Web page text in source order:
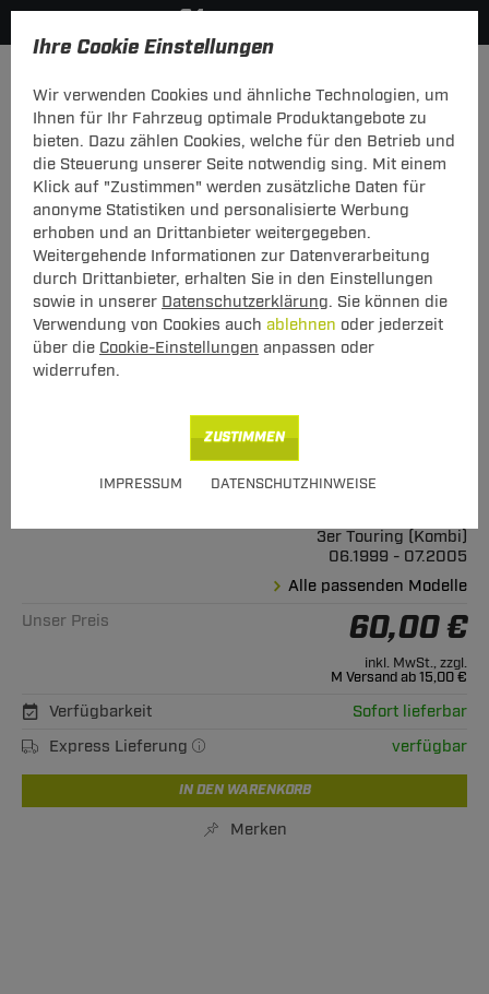
Ihre Cookie Einstellungen
Wir verwenden Cookies und ähnliche Technologien, um
Ihnen für Ihr Fahrzeug optimale Produktangebote zu
bieten. Dazu zählen Cookies, welche für den Betrieb und
die Steuerung unserer Seite notwendig sing. Mit einem
Klick auf "Zustimmen" werden zusätzliche Daten für
anonyme Statistiken und personalisierte Werbung
erhoben und an Drittanbieter weitergegeben.
Weitergehende Informationen zur Datenverarbeitung
durch Drittanbieter, erhalten Sie in den Einstellungen
sowie in unserer Datenschutzerklärung. Sie können die
Verwendung von Cookies auch ablehnen oder jederzeit
über die Cookie-Einstellungen anpassen oder
widerrufen.
IMPRESSUM DATENSCHUTZHINWEISE
ZUSTIMMEN
Hier geht's zur Fahrzeugübersicht: BMW 3er Touring (Kombi)
Menabo Dachträger Sherman BMW 3er
Touring (Kombi) 06.1999 - 07.2005
T-Nut Adapter verwendbar - mit offener
Dachreling
T24DATR5135-10
3er Touring (Kombi)
06.1999 - 07.2005
Alle passenden Modelle
Unser Preis
60,00 €
inkl. MwSt., zzgl.
M Versand ab 15,00 €
Verfügbarkeit
Sofort lieferbar
Express Lieferung
verfügbar
IN DEN WARENKORB
Merken